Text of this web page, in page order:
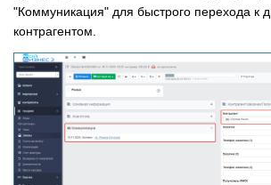
"Коммуникация" для быстрого перехода к
контрагентом.